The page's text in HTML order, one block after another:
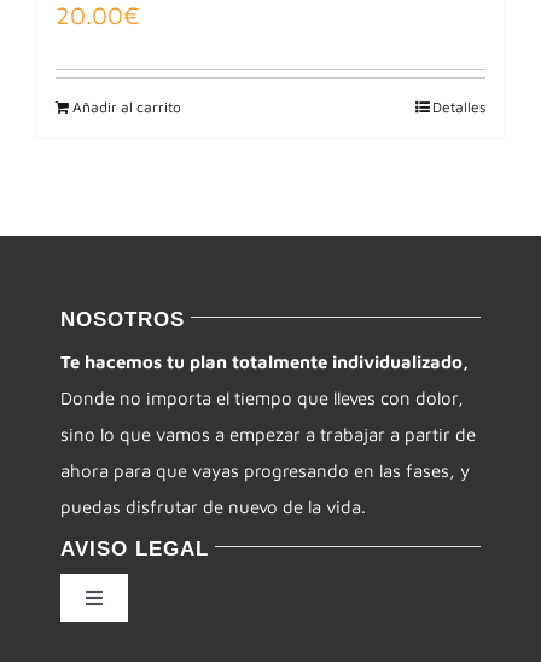
20.00€
Añadir al carrito Detalles
NOSOTROS
Te hacemos tu plan totalmente individualizado,
Donde no importa el tiempo que lleves con dolor,
sino lo que vamos a empezar a trabajar a partir de
ahora para que vayas progresando en las fases, y
puedas disfrutar de nuevo de la vida.
AVISO LEGAL
Toggle
Navigation